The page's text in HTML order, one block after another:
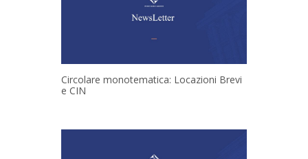
Circolare monotematica: Locazioni Brevi
e CIN